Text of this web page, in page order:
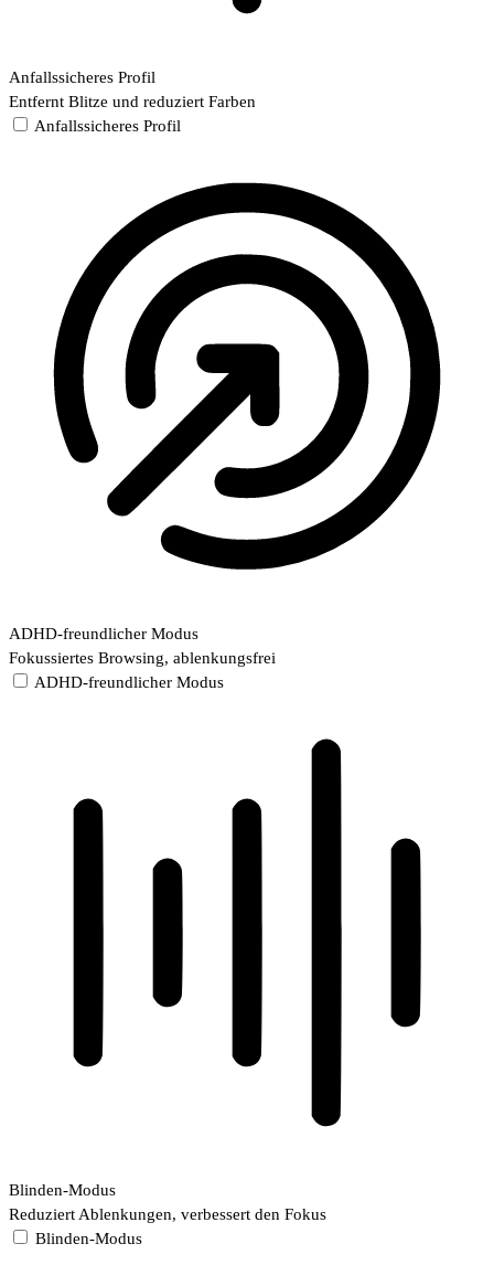
Anfallssicheres Profil
Entfernt Blitze und reduziert Farben
Anfallssicheres Profil
ADHD-freundlicher Modus
Fokussiertes Browsing, ablenkungsfrei
ADHD-freundlicher Modus
Blinden-Modus
Reduziert Ablenkungen, verbessert den Fokus
Blinden-Modus